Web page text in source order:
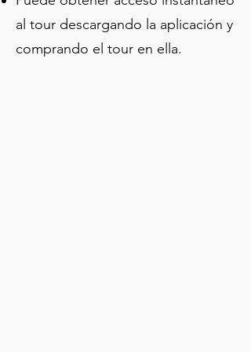
al tour descargando la aplicación y
comprando el tour en ella.